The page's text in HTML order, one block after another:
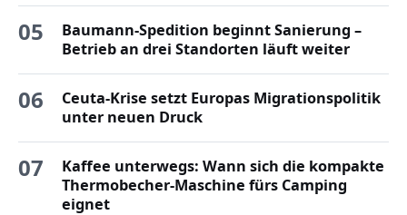
05
Baumann-Spedition beginnt Sanierung –
Betrieb an drei Standorten läuft weiter
06
Ceuta-Krise setzt Europas Migrationspolitik
unter neuen Druck
07
Kaffee unterwegs: Wann sich die kompakte
Thermobecher-Maschine fürs Camping
eignet